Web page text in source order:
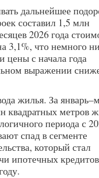
дальнейшее
составил 1,5 млн
2026 года
3,1%, что немного
с начала года
выражении
жилья. За
квадратных метров
периода с
спад в сегменте
который стал
ипотечных